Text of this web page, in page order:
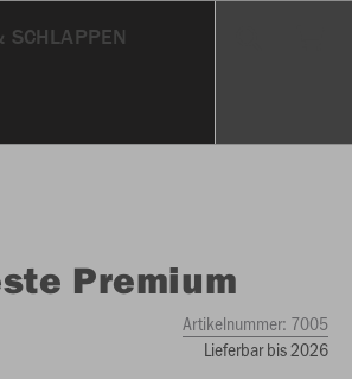
SCHLAPPEN
Premium
Artikelnummer: 7005
Lieferbar bis 2026